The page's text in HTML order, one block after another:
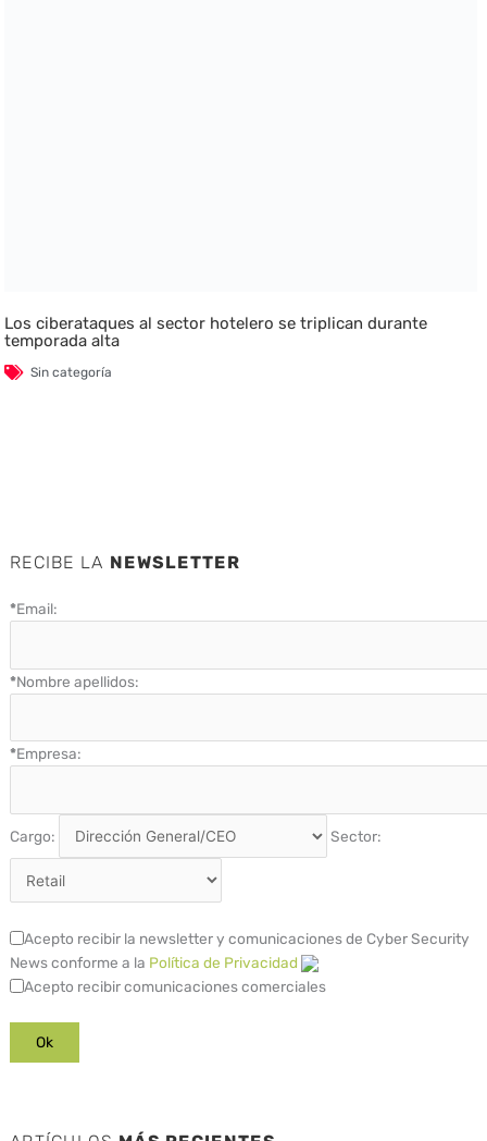
Los ciberataques al sector hotelero se triplican durante
temporada alta
Sin categoría
RECIBE LA NEWSLETTER
*Email:
*Nombre apellidos:
*Empresa:
Cargo: Sector:
Acepto recibir la newsletter y comunicaciones de Cyber Security
News conforme a la Política de Privacidad
Acepto recibir comunicaciones comerciales